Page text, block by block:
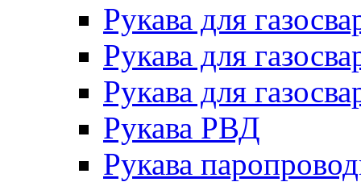
Рукава для
Рукава для
Рукава для
Рукава РВД
Рукава